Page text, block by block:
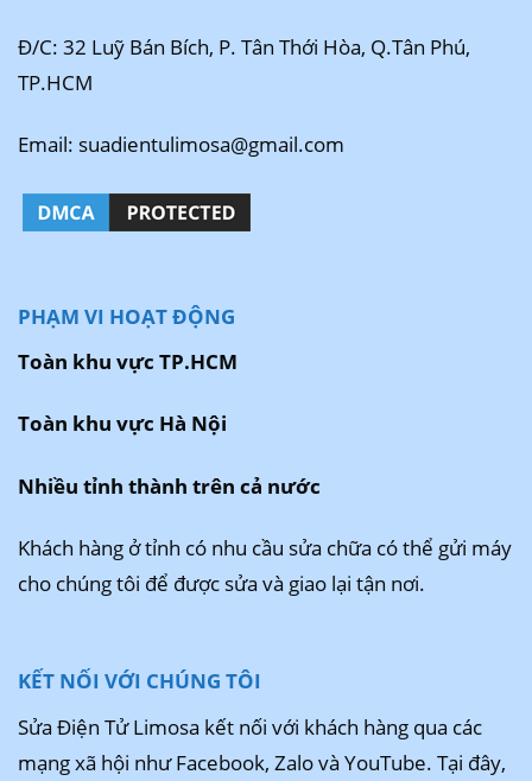
Đ/C: 32 Luỹ Bán Bích, P. Tân Thới Hòa, Q.Tân Phú,
TP.HCM
Email: suadientulimosa@gmail.com
PHẠM VI HOẠT ĐỘNG
Toàn khu vực TP.HCM
Toàn khu vực Hà Nội
Nhiều tỉnh thành trên cả nước
Khách hàng ở tỉnh có nhu cầu sửa chữa có thể gửi máy
cho chúng tôi để được sửa và giao lại tận nơi.
KẾT NỐI VỚI CHÚNG TÔI
Sửa Điện Tử Limosa kết nối với khách hàng qua các
mạng xã hội như Facebook, Zalo và YouTube. Tại đây,